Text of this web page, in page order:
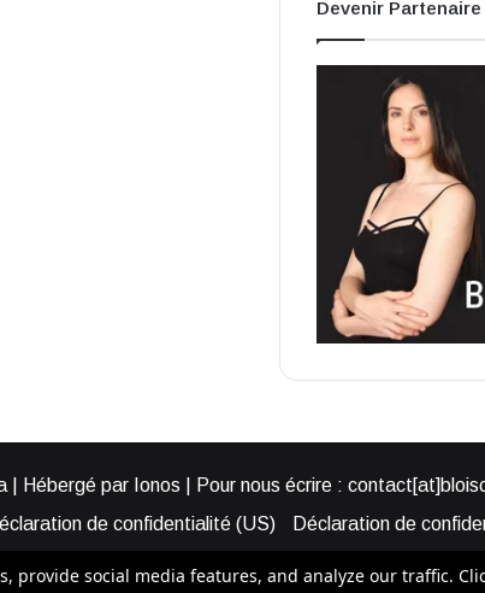
Devenir Partenaire
par Ionos | Pour nous écrire :
de confidentialité (US)
Déclaration de
social media features, and analyze our traffic.